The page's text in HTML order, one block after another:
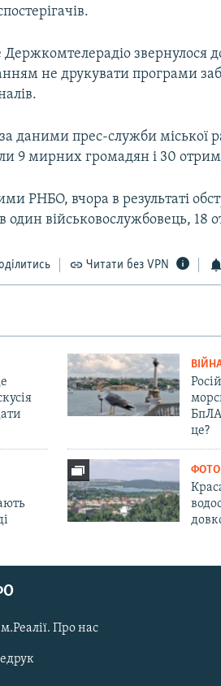
звернулося
не друкувати програми
даними прес-служби міської
9 мирних громадян і 30
РНБО, вчора в результаті
один військовослужбовець, 18
Читати без VPN
БпЛА
це?
Про нас